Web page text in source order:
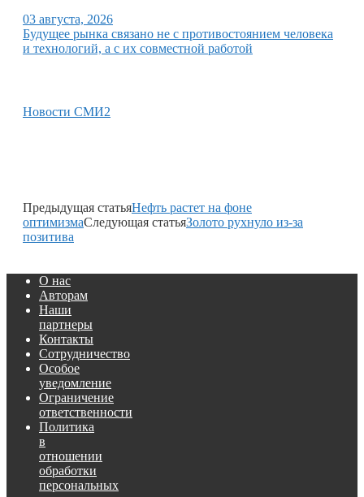
03 августа, 2026
Будущее рынка связано не с противостоянием человека
и технологий, а с их совместной работой
Новости СМИ2
Предыдущая статьяНефть растет на фоне
оптимизмаСледующая статьяЗолото рухнуло из-за
позитива
О нас
Авторам
Наши
партнеры
Контакты
Сотрудничество
Особое
уведомление
Ограничение
ответственности
Политика
в
отношении
обработки
персональных